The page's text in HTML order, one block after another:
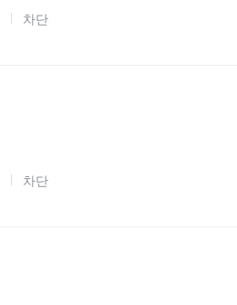
차단
차단